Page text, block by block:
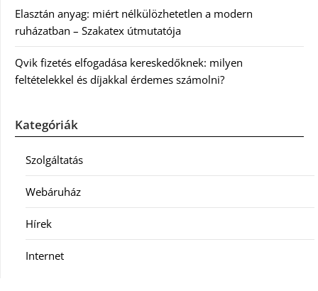
Elasztán anyag: miért nélkülözhetetlen a modern
ruházatban – Szakatex útmutatója
Qvik fizetés elfogadása kereskedőknek: milyen
feltételekkel és díjakkal érdemes számolni?
Kategóriák
Szolgáltatás
Webáruház
Hírek
Internet